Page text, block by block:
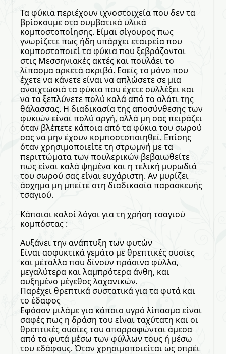
Τα φύκια περιέχουν ιχνοστοιχεία που δεν τα
βρίσκουμε στα συμβατικά υλικά
κομποστοποίησης. Είμαι σίγουρος πως
γνωρίζετε πως ήδη υπάρχει εταιρεία που
κομποστοποιεί τα φύκια που ξεβράζονται
στις Μεσσηνιακές ακτές και πουλάει το
λίπασμα αρκετά ακριβά. Εσείς το μόνο που
έχετε να κάνετε είναι να απλώσετε σε μια
ανοιχτωσιά τα φύκια που έχετε συλλέξει και
να τα ξεπλύνετε πολύ καλά από το αλάτι της
θάλασσας. Η διαδικασία της αποσύνθεσης των
φυκιών είναι πολύ αργή, αλλά μη σας πειράζει
όταν βλέπετε κάποια από τα φύκια του σωρού
σας να μην έχουν κομποστοποιηθεί. Επίσης
όταν χρησιμοποιείτε τη στρωμνή με τα
περιττώματα των πουλερικών βεβαιωθείτε
πως είναι καλά ψημένα και η τελική μυρωδιά
του σωρού σας είναι ευχάριστη. Αν μυρίζει
άσχημα μη μπείτε στη διαδικασία παρασκευής
τσαγιού.
Κάποιοι καλοί λόγοι για τη χρήση τσαγιού
κομπόστας :
Αυξάνει την ανάπτυξη των φυτών
Είναι ασφυκτικά γεμάτο με θρεπτικές ουσίες
και μέταλλα που δίνουν πράσινα φύλλα,
μεγαλύτερα και λαμπρότερα άνθη, και
αυξημένο μέγεθος λαχανικών.
Παρέχει θρεπτικά συστατικά για τα φυτά και
το έδαφος
Εφόσον μιλάμε για κάποιο υγρό λίπασμα είναι
σαφές πως η δράση του είναι ταχύτατη και οι
θρεπτικές ουσίες του απορροφώνται άμεσα
από τα φυτά μέσω των φύλλων τους ή μέσω
του εδάφους. Όταν χρησιμοποιείται ως σπρέι